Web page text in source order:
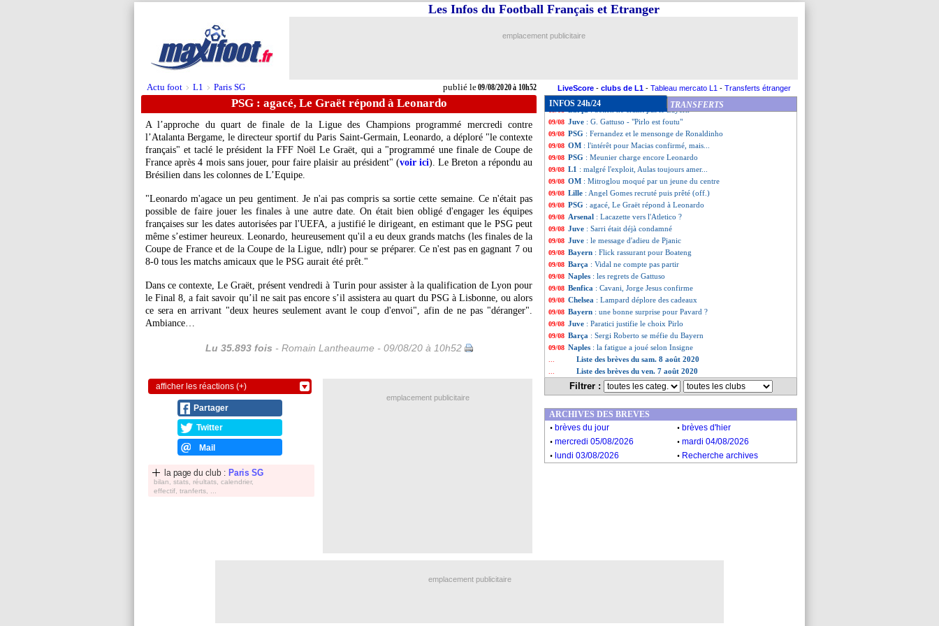
Actu foot > L1 > Paris SG publié le09/08/2020 à 10h52
Les Infos du Football Français et Etranger
emplacement publicitaire
LiveScore - clubs de L1 - Tableau mercato L1 - Transferts étranger
PSG : agacé, Le Graët répond à Leonardo
A l’approche du quart de finale de la Ligue des Champions programmé mercredi contre
l’Atalanta Bergame, le directeur sportif du Paris Saint-Germain, Leonardo, a déploré "le contexte
français" et taclé le président la FFF Noël Le Graët, qui a "programmé une finale de Coupe de
France après 4 mois sans jouer, pour faire plaisir au président" (voir ici). Le Breton a répondu au
Brésilien dans les colonnes de L’Equipe.
"Leonardo m'agace un peu gentiment. Je n'ai pas compris sa sortie cette semaine. Ce n'était pas
possible de faire jouer les finales à une autre date. On était bien obligé d'engager les équipes
françaises sur les dates autorisées par l'UEFA, a justifié le dirigeant, en estimant que le PSG peut
même s’estimer heureux. Leonardo, heureusement qu'il a eu deux grands matchs (les finales de la
Coupe de France et de la Coupe de la Ligue, ndlr) pour se préparer. Ce n'est pas en gagnant 7 ou
8-0 tous les matchs amicaux que le PSG aurait été prêt."
Dans ce contexte, Le Graët, présent vendredi à Turin pour assister à la qualification de Lyon pour
le Final 8, a fait savoir qu’il ne sait pas encore s’il assistera au quart du PSG à Lisbonne, ou alors
ce sera en arrivant "deux heures seulement avant le coup d'envoi", afin de ne pas "déranger".
Ambiance…
Lu 35.893 fois - Romain Lantheaume - 09/08/20 à 10h52
afficher les réactions (+)
Partager
Twitter
Mail
la page du club : Paris SG
bilan, stats, réultats, calendrier,
effectif, tranferts, ...
INFOS 24h/24 TRANSFERTS
09/08 Liverpool: 38 M€ pour un espoir gallois ?
09/08 Chelsea : Willian, c'est fini (officiel)
09/08 Chelsea
09/08 Real: Bale, un ex-président a une idée
09/08 Monaco: un joueur de Schalke dans le viseur
: Setién ne craint pas le Bayern
09/08 Juve : G. Gattuso - "Pirlo est foutu"
09/08 PSG : Fernandez et le mensonge de Ronaldinho
09/08 OM : l'intérêt pour Macias confirmé, mais...
09/08 PSG : Meunier charge encore Leonardo
09/08 L1 : malgré l'exploit, Aulas toujours amer...
09/08 OM : Mitroglou moqué par un jeune du centre
09/08 Lille : Angel Gomes recruté puis prêté (off.)
09/08 PSG : agacé, Le Graët répond à Leonardo
09/08 Arsenal : Lacazette vers l'Atletico ?
09/08 Juve : Sarri était déjà condamné
09/08 Juve : le message d'adieu de Pjanic
09/08 Bayern : Flick rassurant pour Boateng
09/08 Barça : Vidal ne compte pas partir
09/08 Naples : les regrets de Gattuso
09/08 Benfica : Cavani, Jorge Jesus confirme
09/08 Chelsea : Lampard déplore des cadeaux
09/08 Bayern : une bonne surprise pour Pavard ?
09/08 Juve : Paratici justifie le choix Pirlo
09/08 Barça : Sergi Roberto se méfie du Bayern
09/08 Naples : la fatigue a joué selon Insigne
Liste des brèves du sam. 8 août 2020
Liste des brèves du ven. 7 août 2020
Filtrer :
emplacement publicitaire
ARCHIVES DES BREVES
. brèves du jour . brèves d'hier
. mercredi 05/08/2026 . mardi 04/08/2026
. lundi 03/08/2026 . Recherche archives
emplacement publicitaire